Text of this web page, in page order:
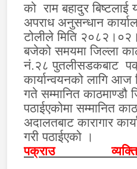
को राम बहादुर
अपराध अनुसन्धान
टोलीले मिति
बजेको समयमा जिल्ला
नं.२८ पुतलीसडकबाट
कार्यान्वयनको लागि
गते सम्मानित काठमाण्डौ
पठाईएकोमा सम्मानित
अदालतबाट कारागार
गरी पठाईएको ।
पक्राउ